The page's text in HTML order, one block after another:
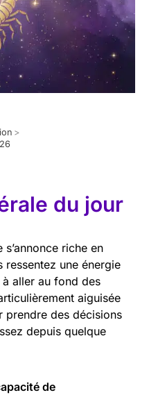
>
du jour
riche en
ressentez une énergie
aller au fond des
aiguisée
prendre des décisions
depuis quelque
de